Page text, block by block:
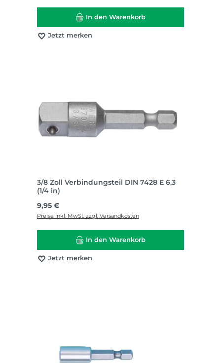
In den Warenkorb
Jetzt merken
3/8 Zoll Verbindungsteil DIN 7428 E 6,3
(1/4 in)
Regulärer Preis:
9,95 €
Preise inkl. MwSt. zzgl. Versandkosten
In den Warenkorb
Jetzt merken